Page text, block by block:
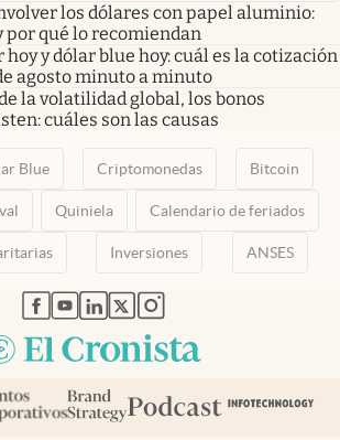
los dólares con papel aluminio:
por qué lo recomiendan
hoy y dólar blue hoy: cuál es la cotización
agosto minuto a minuto
la volatilidad global, los bonos
cuáles son las causas
Blue Criptomonedas Bitcoin
Quiniela Calendario de feriados
Inversiones ANSES
abre en nueva pestaña
abre en nueva pestaña
abre en nueva pestaña
abre en nueva pestaña
abre en nueva pestaña